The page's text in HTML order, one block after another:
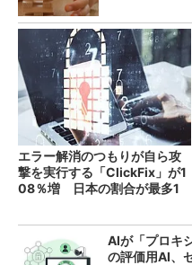
エラー解消のつもりが自ら攻
撃を実行する「ClickFix」が1
08％増 日本の割合が最多1
AIが「プロキ
の評価用AI、